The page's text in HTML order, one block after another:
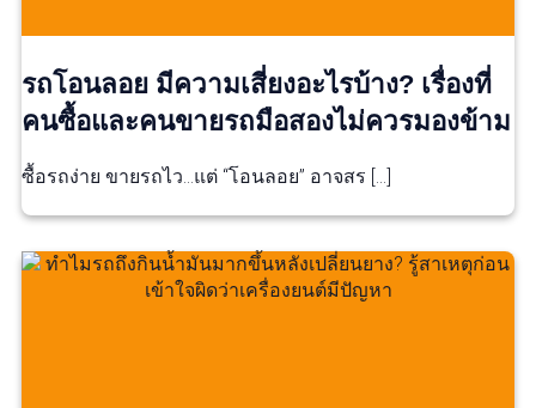
รถโอนลอย มีความเสี่ยงอะไรบ้าง? เรื่องที่
คนซื้อและคนขายรถมือสองไม่ควรมองข้าม
ซื้อรถง่าย ขายรถไว…แต่ “โอนลอย” อาจสร […]